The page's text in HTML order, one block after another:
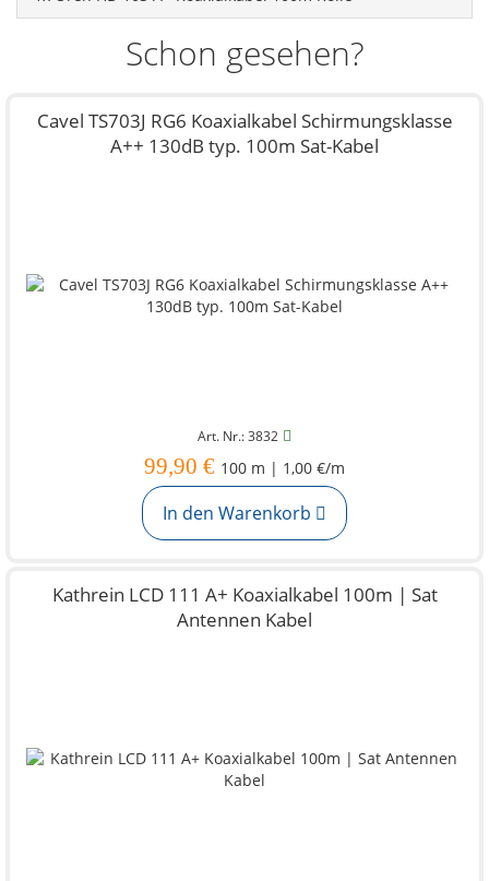
Schon gesehen?
Cavel TS703J RG6 Koaxialkabel Schirmungsklasse
A++ 130dB typ. 100m Sat-Kabel
Art. Nr.: 3832
99,90 € 100 m | 1,00 €/m
In den Warenkorb
Kathrein LCD 111 A+ Koaxialkabel 100m | Sat
Antennen Kabel